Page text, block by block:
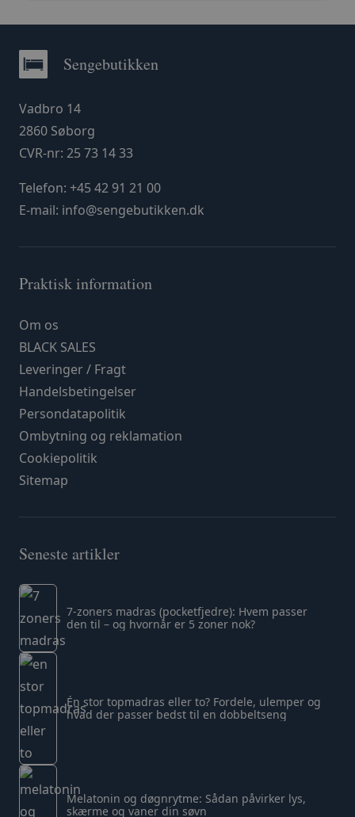
Sengebutikken
Vadbro 14
2860 Søborg
CVR-nr: 25 73 14 33
Telefon: +45 42 91 21 00
E-mail: info@sengebutikken.dk
Praktisk information
Om os
BLACK SALES
Leveringer / Fragt
Handelsbetingelser
Persondatapolitik
Ombytning og reklamation
Cookiepolitik
Sitemap
Seneste artikler
7-zoners madras (pocketfjedre): Hvem passer
den til – og hvornår er 5 zoner nok?
Én stor topmadras eller to? Fordele, ulemper og
hvad der passer bedst til en dobbeltseng
Melatonin og døgnrytme: Sådan påvirker lys,
skærme og vaner din søvn